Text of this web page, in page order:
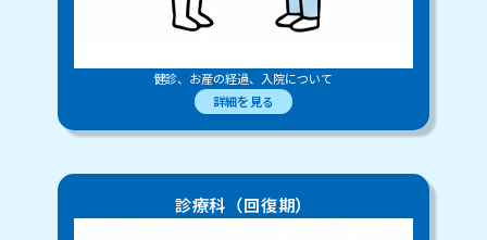
健診、お産の経過、入院について
詳細を見る
診療科（回復期）